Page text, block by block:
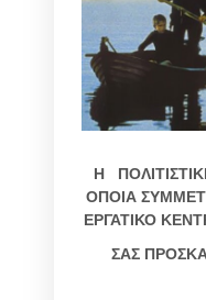
Η
ΟΠΟΙΑ
ΕΡΓΑΤΙΚΟ
ΣΑΣ